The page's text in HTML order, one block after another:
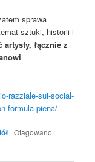
sprawa
sztuki, historii i
artysty, łącznie z
razziale-sui-social-
formula-piena/
|Otagowano